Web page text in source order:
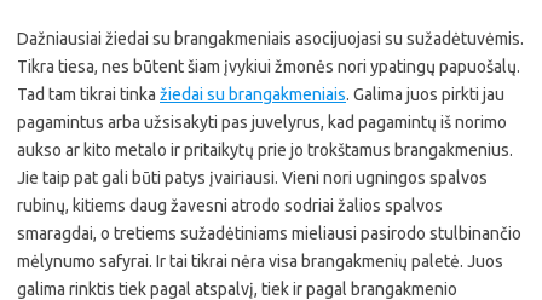
Dažniausiai žiedai su brangakmeniais asocijuojasi su sužadėtuvėmis.
Tikra tiesa, nes būtent šiam įvykiui žmonės nori ypatingų papuošalų.
Tad tam tikrai tinka žiedai su brangakmeniais. Galima juos pirkti jau
pagamintus arba užsisakyti pas juvelyrus, kad pagamintų iš norimo
aukso ar kito metalo ir pritaikytų prie jo trokštamus brangakmenius.
Jie taip pat gali būti patys įvairiausi. Vieni nori ugningos spalvos
rubinų, kitiems daug žavesni atrodo sodriai žalios spalvos
smaragdai, o tretiems sužadėtiniams mieliausi pasirodo stulbinančio
mėlynumo safyrai. Ir tai tikrai nėra visa brangakmenių paletė. Juos
galima rinktis tiek pagal atspalvį, tiek ir pagal brangakmenio